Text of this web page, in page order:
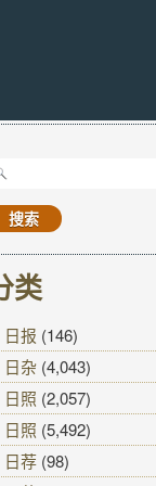
类
日报 (146)
日杂 (4,043)
日照 (2,057)
日照 (5,492)
日荐 (98)